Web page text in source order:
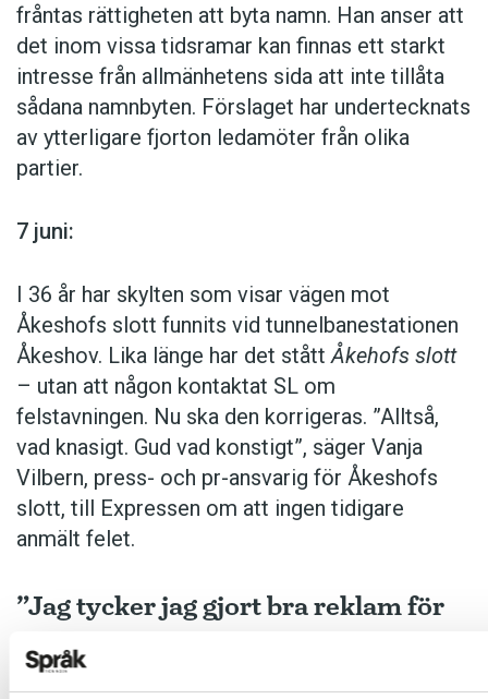
fråntas rättigheten att byta namn. Han anser att
det inom vissa tidsramar kan finnas ett starkt
intresse från allmänhetens sida att inte tillåta
sådana namnbyten. Förslaget har undertecknats
av ytterligare fjorton ledamöter från olika
partier.
7 juni:
I 36 år har skylten som visar vägen mot
Åkeshofs slott funnits vid tunnelbanestationen
Åkeshov. Lika länge har det stått Åkehofs slott
– utan att någon kontaktat SL om
felstavningen. Nu ska den korrigeras. ”Alltså,
vad knasigt. Gud vad konstigt”, säger Vanja
Vilbern, press- och pr-ansvarig för Åkeshofs
slott, till Expressen om att ingen tidigare
anmält felet.
”Jag tycker jag gjort bra reklam för
Ferrari”